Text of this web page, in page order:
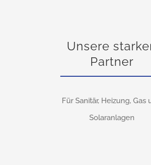
Unsere
Partner
Für Sanitär, Heizung, Gas
Solaranlagen